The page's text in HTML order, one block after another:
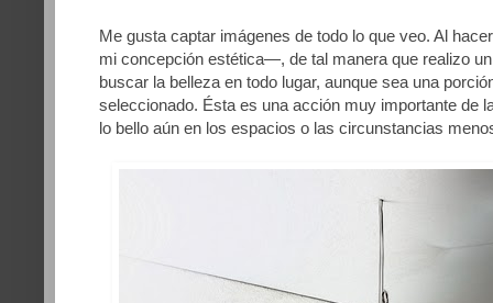
Me gusta captar imágenes de todo lo que veo. Al
mi concepción estética—, de tal manera que realizo
buscar la belleza en todo lugar, aunque sea una
seleccionado. Ésta es una acción muy importante de
lo bello aún en los espacios o las circunstancias